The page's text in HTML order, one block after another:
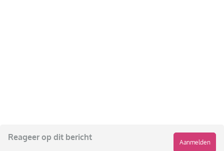
Reageer op dit bericht
Aanmelden